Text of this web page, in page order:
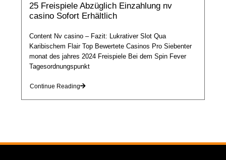
25 Freispiele Abzüglich Einzahlung nv
casino Sofort Erhältlich
Content Nv casino – Fazit: Lukrativer Slot Qua
Karibischem Flair Top Bewertete Casinos Pro Siebenter
monat des jahres 2024 Freispiele Bei dem Spin Fever
Tagesordnungspunkt
Continue Reading